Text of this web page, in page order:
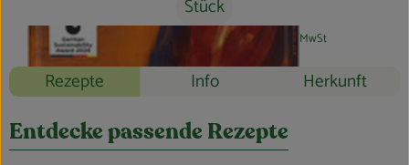
Stück
#43054 4,99 €/ Stück 62,38 € / 1kg 7% MwSt
Rezepte Info Herkunft
Entdecke passende Rezepte